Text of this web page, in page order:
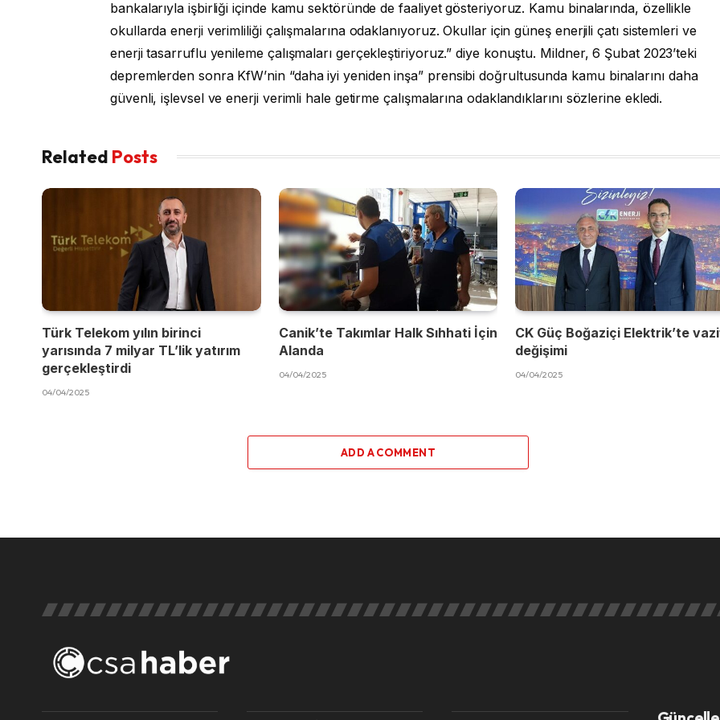
bankalarıyla işbirliği içinde kamu sektöründe de faaliyet gösteriyoruz. Kamu binalarında, özellikle
okullarda enerji verimliliği çalışmalarına odaklanıyoruz. Okullar için güneş enerjili çatı sistemleri ve
enerji tasarruflu yenileme çalışmaları gerçekleştiriyoruz.” diye konuştu. Mildner, 6 Şubat 2023’teki
depremlerden sonra KfW’nin “daha iyi yeniden inşa” prensibi doğrultusunda kamu binalarını daha
güvenli, işlevsel ve enerji verimli hale getirme çalışmalarına odaklandıklarını sözlerine ekledi.
Related Posts
Türk Telekom yılın birinci
yarısında 7 milyar TL’lik yatırım
gerçekleştirdi
04/04/2025
Canik’te Takımlar Halk Sıhhati İçin
Alanda
04/04/2025
CK Güç Boğaziçi Elektrik’te
değişimi
04/04/2025
ADD A COMMENT